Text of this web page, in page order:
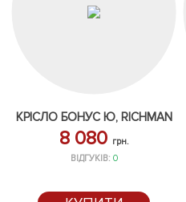
КРІСЛО БОНУС Ю, RICHMAN
8 080 грн.
ВІДГУКІВ: 0